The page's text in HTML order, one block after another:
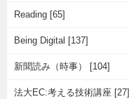
Reading [65]
Being Digital [137]
新聞読み（時事） [104]
法大EC:考える技術講座 [27]